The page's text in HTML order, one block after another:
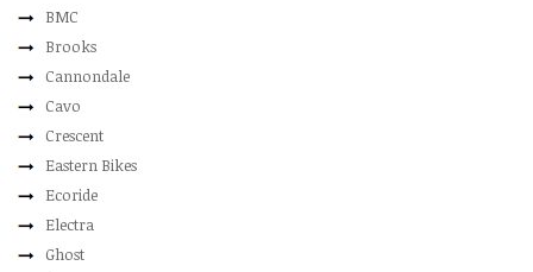
BMC
Brooks
Cannondale
Cavo
Crescent
Eastern Bikes
Ecoride
Electra
Ghost